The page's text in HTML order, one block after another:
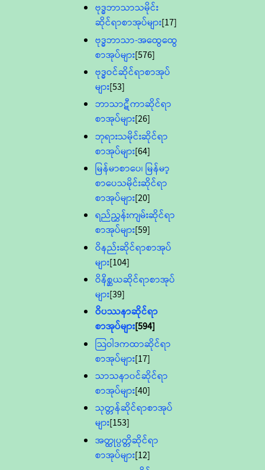
ဗုဒ္ဓဘာသာသမိုင်း
ဆိုင်ရာစာအုပ်များ[17]
ဗုဒ္ဓဘာသာ-အထွေထွေ
စာအုပ်များ[576]
ဗုဒ္ဓဝင်ဆိုင်ရာစာအုပ်
များ[53]
ဘာသာဋီကာဆိုင်ရာ
စာအုပ်များ[26]
ဘုရားသမိုင်းဆိုင်ရာ
စာအုပ်များ[64]
မြန်မာစာပေ၊ မြန်မာ့
စာပေသမိုင်းဆိုင်ရာ
စာအုပ်များ[20]
ရည်ညွှန်းကျမ်းဆိုင်ရာ
စာအုပ်များ[59]
ဝိနည်းဆိုင်ရာစာအုပ်
များ[104]
ဝိနိစ္ဆယဆိုင်ရာစာအုပ်
များ[39]
ဝိပဿနာဆိုင်ရာ
စာအုပ်များ[594]
သြဝါဒကထာဆိုင်ရာ
စာအုပ်များ[17]
သာသနာ၀င်ဆိုင်ရာ
စာအုပ်များ[40]
သုတ္တန်ဆိုင်ရာစာအုပ်
များ[153]
အတ္ထုပ္ပတ္တိဆိုင်ရာ
စာအုပ်များ[12]